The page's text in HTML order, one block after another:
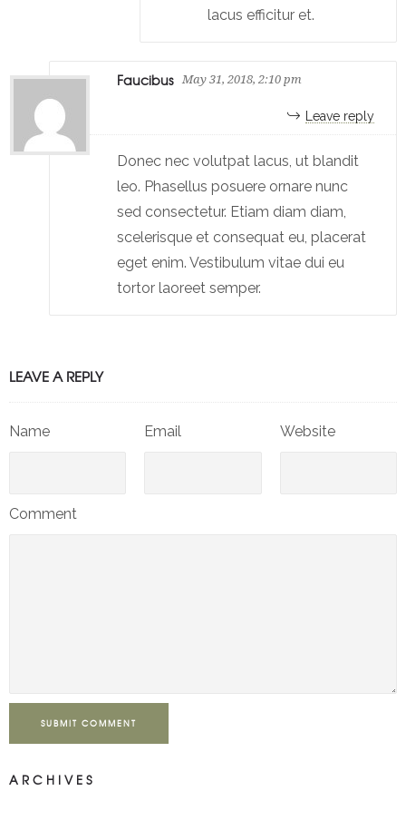
lacus efficitur et.
Faucibus May 31, 2018, 2:10 pm
Leave reply
Donec nec volutpat lacus, ut blandit
leo. Phasellus posuere ornare nunc
sed consectetur. Etiam diam diam,
scelerisque et consequat eu, placerat
eget enim. Vestibulum vitae dui eu
tortor laoreet semper.
LEAVE A REPLY
Name Email Website
Comment
SUBMIT COMMENT
ARCHIVES